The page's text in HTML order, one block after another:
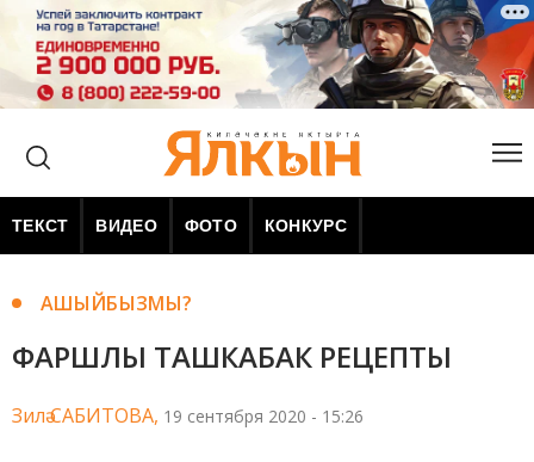
ТЕКСТ ВИДЕО ФОТО КОНКУРС
АШЫЙБЫЗМЫ?
ФАРШЛЫ ТАШКАБАК РЕЦЕПТЫ
Зилә САБИТОВА, 19 сентября 2020 - 15:26